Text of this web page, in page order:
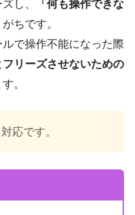
し、
「何も操作できな
ちです。
で操作不能になった際
リーズさせないための
。
応です。